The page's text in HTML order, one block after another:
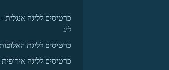
כרטיסים לליגה אנגלית
ליג
כרטיסים לליגת האלופות
כרטיסים לליגה אירופית